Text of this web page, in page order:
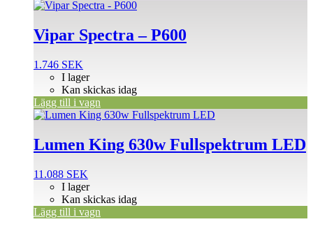
Vipar Spectra – P600
1.746 SEK
I lager
Kan skickas idag
Lägg till i vagn
Lumen King 630w Fullspektrum LED
11.088 SEK
I lager
Kan skickas idag
Lägg till i vagn